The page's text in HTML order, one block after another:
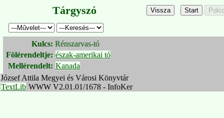
Tárgyszó
Kulcs: Rénszarvas-tó
Fölérendeltje: észak-amerikai tó
Mellérendelt: Kanada
József Attila Megyei és Városi Könyvtár
TextLib WWW V2.01.01/1678 - InfoKer